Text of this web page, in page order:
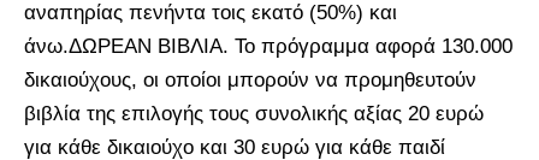
αναπηρίας πενήντα τοις εκατό (50%) και
άνω.ΔΩΡΕΑΝ ΒΙΒΛΙΑ. Το πρόγραμμα αφορά 130.000
δικαιούχους, οι οποίοι μπορούν να προμηθευτούν
βιβλία της επιλογής τους συνολικής αξίας 20 ευρώ
για κάθε δικαιούχο και 30 ευρώ για κάθε παιδί